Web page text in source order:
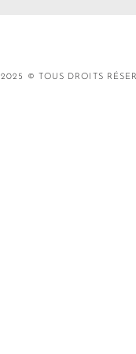
2025 © TOUS DROITS